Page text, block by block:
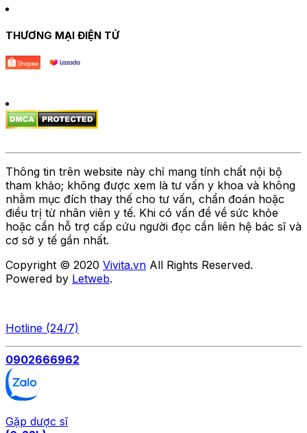
THƯƠNG MẠI ĐIỆN TỬ
Thông tin trên website này chỉ mang tính chất nội bộ
tham khảo; không được xem là tư vấn y khoa và không
nhằm mục đích thay thế cho tư vấn, chẩn đoán hoặc
điều trị từ nhân viên y tế. Khi có vấn đề về sức khỏe
hoặc cần hỗ trợ cấp cứu người đọc cần liên hệ bác sĩ và
cơ sở y tế gần nhất.
Copyright © 2020 Vivita.vn All Rights Reserved.
Powered by Letweb.
Hotline (24/7)
0902666962
Gặp dược sĩ